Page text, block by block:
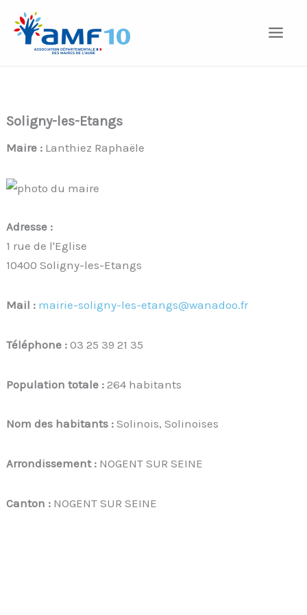
contenu
Soligny-les-Etangs
Maire : Lanthiez Raphaële
Adresse :
1 rue de l'Eglise
10400 Soligny-les-Etangs
Mail : mairie-soligny-les-etangs@wanadoo.fr
Téléphone :03 25 39 21 35
Population totale :264 habitants
Nom des habitants :Solinois, Solinoises
Arrondissement : NOGENT SUR SEINE
Canton : NOGENT SUR SEINE